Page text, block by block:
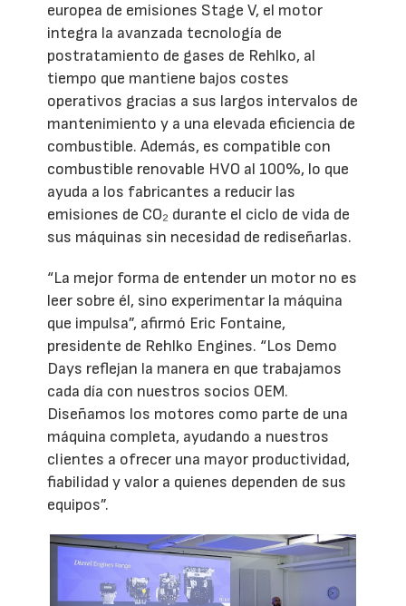
europea de emisiones Stage V, el motor
integra la avanzada tecnología de
postratamiento de gases de Rehlko, al
tiempo que mantiene bajos costes
operativos gracias a sus largos intervalos de
mantenimiento y a una elevada eficiencia de
combustible. Además, es compatible con
combustible renovable HVO al 100%, lo que
ayuda a los fabricantes a reducir las
emisiones de CO₂ durante el ciclo de vida de
sus máquinas sin necesidad de rediseñarlas.
“La mejor forma de entender un motor no es
leer sobre él, sino experimentar la máquina
que impulsa”, afirmó Eric Fontaine,
presidente de Rehlko Engines. “Los Demo
Days reflejan la manera en que trabajamos
cada día con nuestros socios OEM.
Diseñamos los motores como parte de una
máquina completa, ayudando a nuestros
clientes a ofrecer una mayor productividad,
fiabilidad y valor a quienes dependen de sus
equipos”.